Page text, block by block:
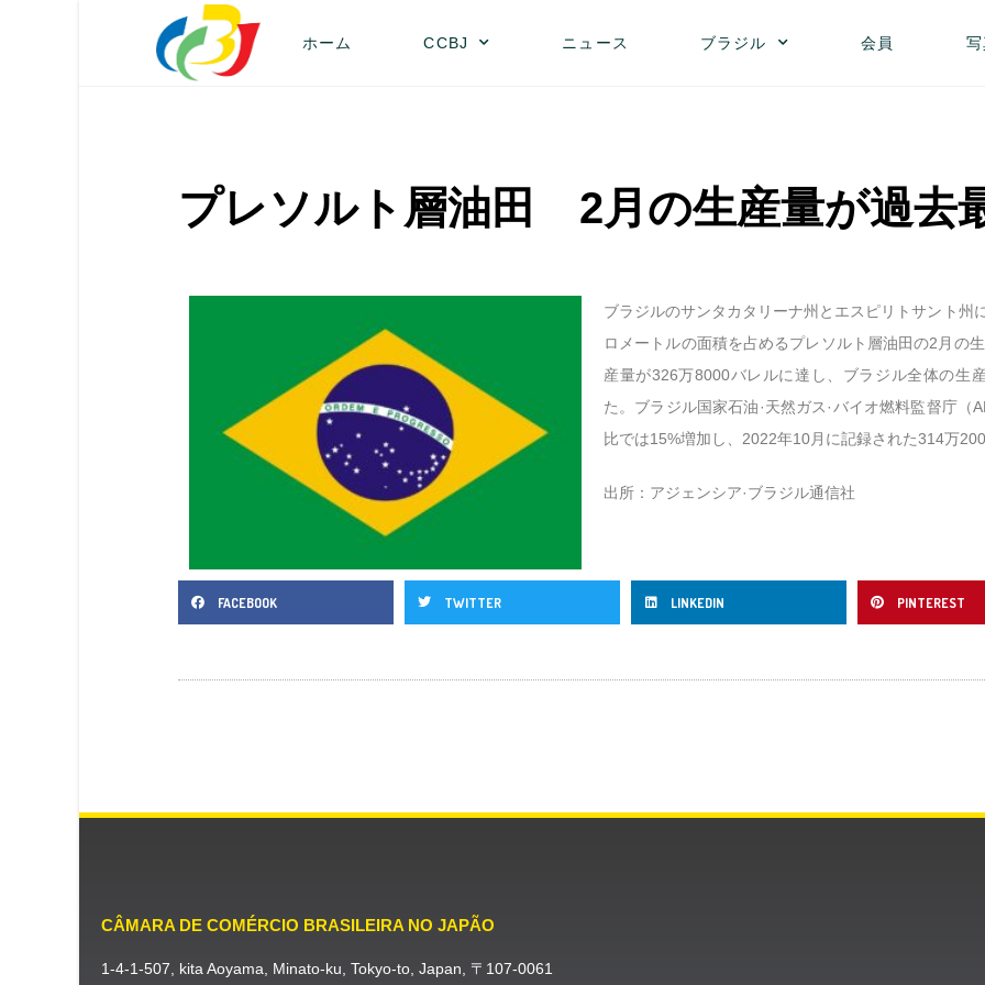
ホーム CCBJ ニュース ブラジル 会員
プレソルト層油田 2月の生産量が過去
ブラジルのサンタカタリーナ州とエスピリトサント州
ロメートルの面積を占めるプレソルト層油田の2月の
産量が326万8000バレルに達し、ブラジル全体の生
た。ブラジル国家石油·天然ガス·バイオ燃料監督庁
比では15%増加し、2022年10月に記録された314万
出所：アジェンシア·ブラジル通信社
FACEBOOK TWITTER LINKEDIN PINTEREST
CÂMARA DE COMÉRCIO BRASILEIRA NO JAPÃO
1-4-1-507, kita Aoyama, Minato-ku, Tokyo-to, Japan, 〒107-0061